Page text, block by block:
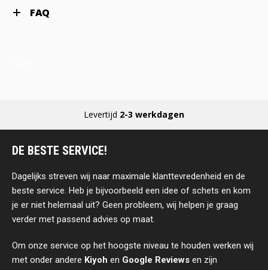
FAQ
Levertijd 2-3 werkdagen
DE BESTE SERVICE!
Dagelijks streven wij naar maximale klanttevredenheid en de
beste service. Heb je bijvoorbeeld een idee of schets en kom
je er niet helemaal uit? Geen probleem, wij helpen je graag
verder met passend advies op maat.
Om onze service op het hoogste niveau te houden werken wij
met onder andere Kiyoh en Google Reviews en zijn